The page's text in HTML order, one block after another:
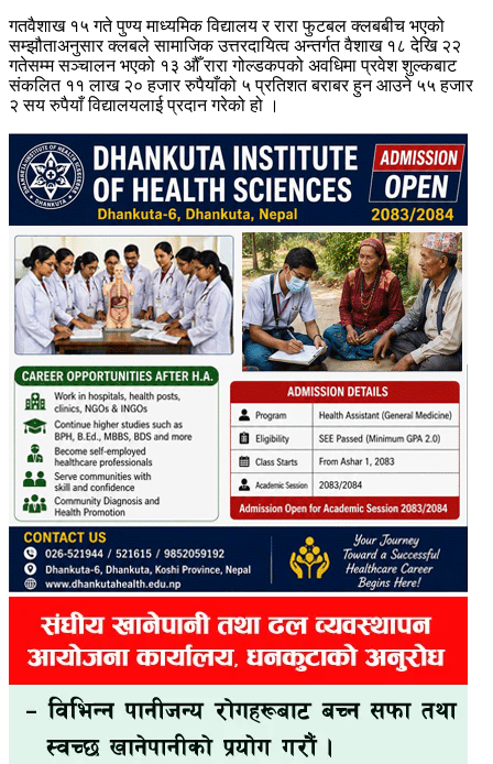
गतवैशाख १५ गते पुण्य माध्यमिक विद्यालय र रारा फुटबल क्लबबीच भएको
सम्झौताअनुसार क्लबले सामाजिक उत्तरदायित्व अन्तर्गत वैशाख १८ देखि २२
गतेसम्म सञ्चालन भएको १३ औँ रारा गोल्डकपको अवधिमा प्रवेश शुल्कबाट
संकलित ११ लाख २० हजार रुपैयाँको ५ प्रतिशत बराबर हुन आउने ५५ हजार
२ सय रुपैयाँ विद्यालयलाई प्रदान गरेको हो ।